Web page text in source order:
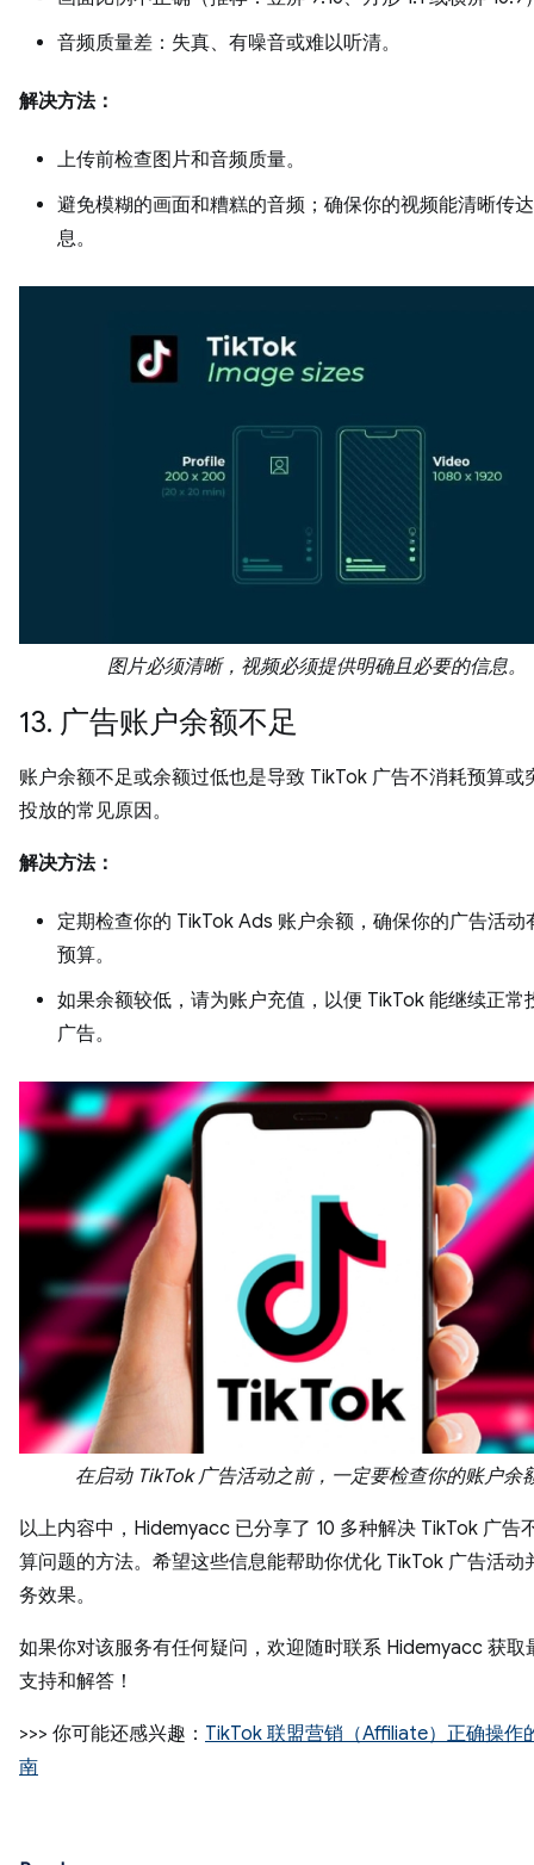
音频质量差：失真、有噪音或难以听清。
解决方法：
上传前检查图片和音频质量。
避免模糊的画面和糟糕的音频；确保你的视频能清晰传
息。
图片必须清晰，视频必须提供明确且必要的信息。
13. 广告账户余额不足
账户余额不足或余额过低也是导致 TikTok 广告不消耗预算或
投放的常见原因。
解决方法：
定期检查你的 TikTok Ads 账户余额，确保你的广告活动
预算。
如果余额较低，请为账户充值，以便 TikTok 能继续正常
广告。
在启动 TikTok 广告活动之前，一定要检查你的账户余
以上内容中，Hidemyacc 已分享了 10 多种解决 TikTok 广告
算问题的方法。希望这些信息能帮助你优化 TikTok 广告活动
务效果。
如果你对该服务有任何疑问，欢迎随时联系 Hidemyacc 获取
支持和解答！
>>> 你可能还感兴趣： TikTok 联盟营销（Affiliate）正确操作
南